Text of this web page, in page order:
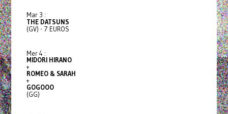
Mar 3 :
THE DATSUNS
(GV) - 7 EUROS
Mer 4 :
MIDORI HIRANO
+
ROMEO & SARAH
+
GOGOOO
(GG)